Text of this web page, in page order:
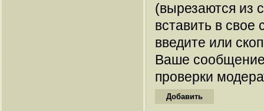
(вырезаются из
вставить в
введите или
Ваше
проверки